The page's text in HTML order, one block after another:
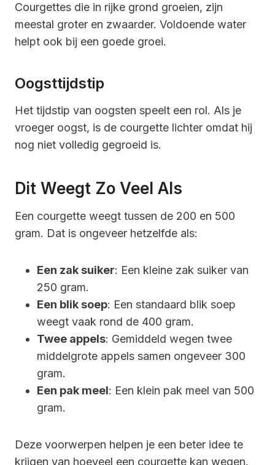
Courgettes die in rijke grond groeien, zijn
meestal groter en zwaarder. Voldoende water
helpt ook bij een goede groei.
Oogsttijdstip
Het tijdstip van oogsten speelt een rol. Als je
vroeger oogst, is de courgette lichter omdat hij
nog niet volledig gegroeid is.
Dit Weegt Zo Veel Als
Een courgette weegt tussen de 200 en 500
gram. Dat is ongeveer hetzelfde als:
Een zak suiker: Een kleine zak suiker van
250 gram.
Een blik soep: Een standaard blik soep
weegt vaak rond de 400 gram.
Twee appels: Gemiddeld wegen twee
middelgrote appels samen ongeveer 300
gram.
Een pak meel: Een klein pak meel van 500
gram.
Deze voorwerpen helpen je een beter idee te
krijgen van hoeveel een courgette kan wegen.